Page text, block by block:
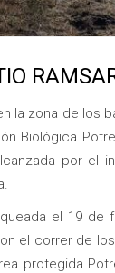
la zona de los
Biológica
por el
el 19 de
el correr de
protegida